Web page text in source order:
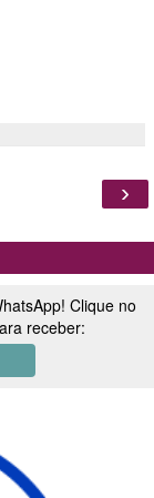
›
Clique no
receber: